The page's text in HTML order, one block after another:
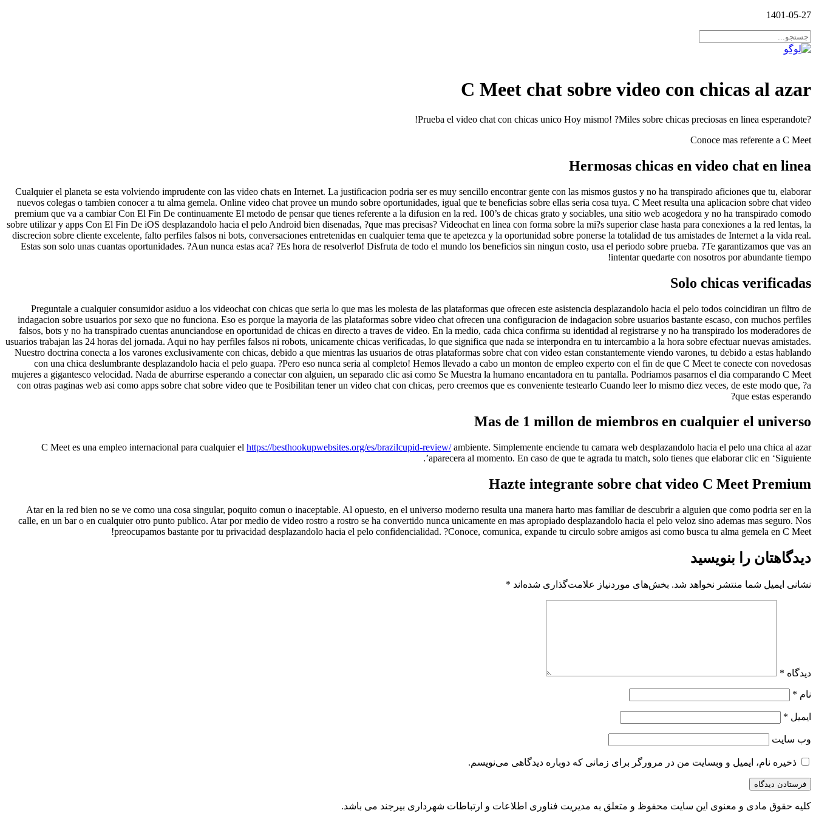
1401-05-27
C Meet chat sobre video con chicas al azar
?Prueba el video chat con chicas unico Hoy mismo! ?Miles sobre chicas preciosas en linea esperandote!
Conoce mas referente a C Meet
Hermosas chicas en video chat en linea
Cualquier el planeta se esta volviendo imprudente con las video chats en Internet. La justificacion podri­a ser es muy sencillo encontrar gente con las mismos gustos y no ha transpirado aficiones que tu, elaborar
nuevos colegas o tambien conocer a tu alma gemela. Online video chat provee un mundo sobre oportunidades, igual que te beneficias sobre ellas seri­a cosa tuya. C Meet resulta una aplicacion sobre chat video
premium que va a cambiar Con El Fin De continuamente El metodo de pensar que tienes referente a la difusion en la red. 100’s de chicas grato y sociables, una sitio web acogedora y no ha transpirado comodo
sobre utilizar y apps Con El Fin De iOS desplazandolo hacia el pelo Android bien disenadas, ?que mas precisas? Videochat en linea con forma sobre la mi?s superior clase hasta para conexiones a la red lentas, la
discrecion sobre cliente excelente, falto perfiles falsos ni bots, conversaciones entretenidas en cualquier tema que te apetezca y la oportunidad sobre ponerse la totalidad de tus amistades de Internet a la vida real.
Estas son solo unas cuantas oportunidades. ?Aun nunca estas aca? ?Es hora de resolverlo! Disfruta de todo el mundo los beneficios sin ningun costo, usa el periodo sobre prueba. ?Te garantizamos que vas an
intentar quedarte con nosotros por abundante tiempo!
Solo chicas verificadas
Preguntale a cualquier consumidor asiduo a los videochat con chicas que seri­a lo que mas les molesta de las plataformas que ofrecen este asistencia desplazandolo hacia el pelo todos coincidiran un filtro de
indagacion sobre usuarios por sexo que no funciona. Eso es porque la mayoria de las plataformas sobre video chat ofrecen una configuracion de indagacion sobre usuarios bastante escaso, con muchos perfiles
falsos, bots y no ha transpirado cuentas anunciandose en oportunidad de chicas en directo a traves de video. En la medio, cada chica confirma su identidad al registrarse y no ha transpirado los moderadores de
usuarios trabajan las 24 horas del jornada. Aqui no hay perfiles falsos ni robots, unicamente chicas verificadas, lo que significa que nada se interpondra en tu intercambio a la hora sobre efectuar nuevas amistades.
Nuestro doctrina conecta a los varones exclusivamente con chicas, debido a que mientras las usuarios de otras plataformas sobre chat con video estan constantemente viendo varones, tu debido a estas hablando
con una chica deslumbrante desplazandolo hacia el pelo guapa. ?Pero eso nunca seri­a al completo! Hemos llevado a cabo un monton de empleo experto con el fin de que C Meet te conecte con novedosas
mujeres a gigantesco velocidad. Nada de aburrirse esperando a conectar con alguien, un separado clic asi­ como Se Muestra la humano encantadora en tu pantalla. Podriamos pasarnos el dia comparando C Meet
con otras paginas web asi­ como apps sobre chat sobre video que te Posibilitan tener un video chat con chicas, pero creemos que es conveniente testearlo Cuando leer lo mismo diez veces, de este modo que, ?a
que estas esperando?
Mas de 1 millon de miembros en cualquier el universo
C Meet es una empleo internacional para cualquier el https://besthookupwebsites.org/es/brazilcupid-review/ambiente. Simplemente enciende tu camara web desplazandolo hacia el pelo una chica al azar
aparecera al momento. En caso de que te agrada tu match, solo tienes que elaborar clic en ‘Siguiente’.
Hazte integrante sobre chat video C Meet Premium
Atar en la red bien no se ve como una cosa singular, poquito comun o inaceptable. Al opuesto, en el universo moderno resulta una manera harto mas familiar de descubrir a alguien que como podri­a ser en la
calle, en un bar o en cualquier otro punto publico. Atar por medio de video rostro a rostro se ha convertido nunca unicamente en mas apropiado desplazandolo hacia el pelo veloz sino ademas mas seguro. Nos
preocupamos bastante por tu privacidad desplazandolo hacia el pelo confidencialidad. ?Conoce, comunica, expande tu circulo sobre amigos asi­ como busca tu alma gemela en C Meet!
دیدگاهتان را بنویسید
نشانی ایمیل شما منتشر نخواهد شد. بخش‌های موردنیاز علامت‌گذاری شده‌اند *
دیدگاه *
نام *
ایمیل *
وب‌ سایت
ذخیره نام، ایمیل و وبسایت من در مرورگر برای زمانی که دوباره دیدگاهی می‌نویسم.
کلیه حقوق مادی و معنوی این سایت محفوظ و متعلق به مدیریت فناوری اطلاعات و ارتباطات شهرداری بیرجند می باشد.